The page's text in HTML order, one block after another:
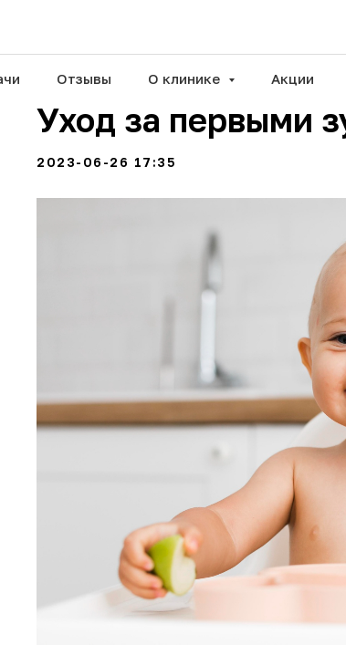
Отзывы О клинике Акции
Уход за первыми
2023-06-26 17:35